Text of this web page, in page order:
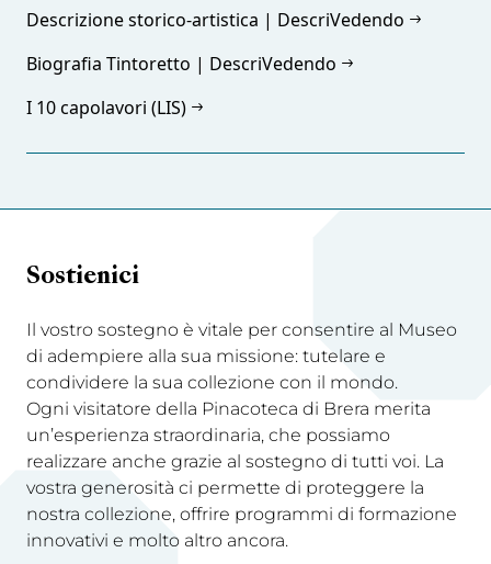
Descrizione storico-artistica | DescriVedendo
Biografia Tintoretto | DescriVedendo
I 10 capolavori (LIS)
Sostienici
Il vostro sostegno è vitale per consentire al Museo
di adempiere alla sua missione: tutelare e
condividere la sua collezione con il mondo.
Ogni visitatore della Pinacoteca di Brera merita
un’esperienza straordinaria, che possiamo
realizzare anche grazie al sostegno di tutti voi. La
vostra generosità ci permette di proteggere la
nostra collezione, offrire programmi di formazione
innovativi e molto altro ancora.